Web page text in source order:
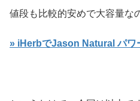
値段も比較的安めで大容量な
» iHerbでJason Natural パワ